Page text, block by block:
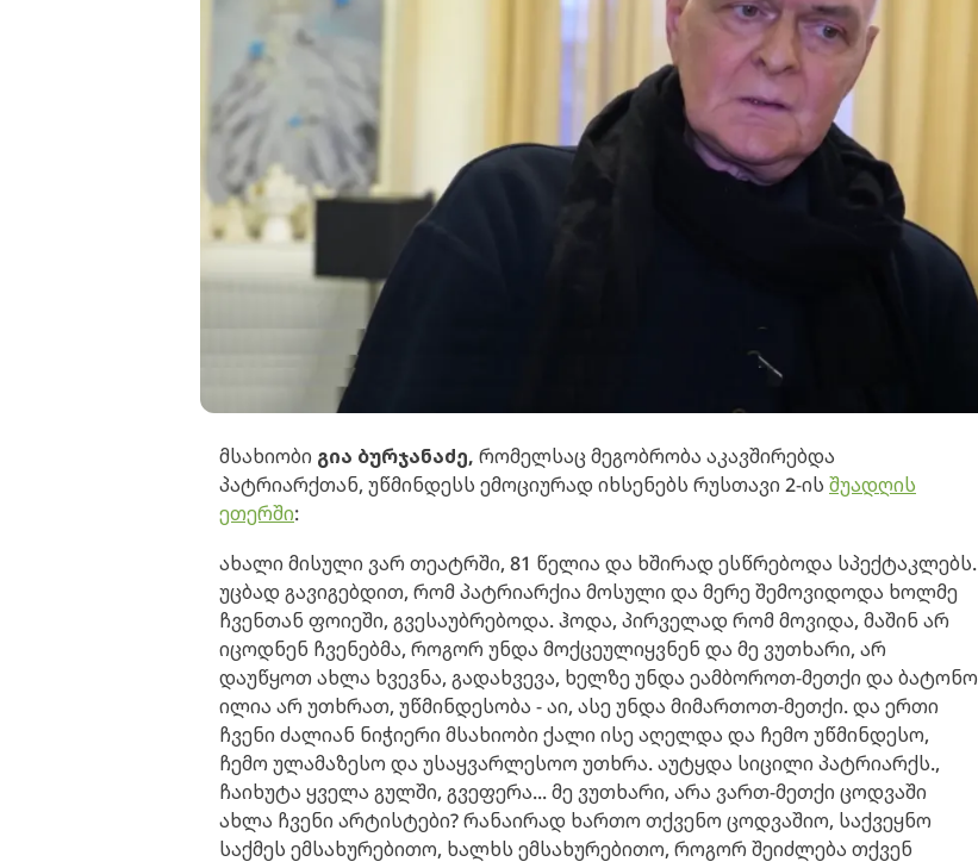
მსახიობი გია ბურჯანაძე, რომელსაც მეგობრობა აკავშირებდა
პატრიარქთან, უწმინდესს ემოციურად იხსენებს რუსთავი 2-ის შუადღის
ეთერში:
ახალი მისული ვარ თეატრში, 81 წელია და ხშირად ესწრებოდა სპექტაკლებს.
უცბად გავიგებდით, რომ პატრიარქია მოსული და მერე შემოვიდოდა ხოლმე
ჩვენთან ფოიეში, გვესაუბრებოდა. ჰოდა, პირველად რომ მოვიდა, მაშინ არ
იცოდნენ ჩვენებმა, როგორ უნდა მოქცეულიყვნენ და მე ვუთხარი, არ
დაუწყოთ ახლა ხვევნა, გადახვევა, ხელზე უნდა ეამბოროთ-მეთქი და ბატონო
ილია არ უთხრათ, უწმინდესობა - აი, ასე უნდა მიმართოთ-მეთქი. და ერთი
ჩვენი ძალიან ნიჭიერი მსახიობი ქალი ისე აღელდა და ჩემო უწმინდესო,
ჩემო ულამაზესო და უსაყვარლესოო უთხრა.აუტყდა სიცილი პატრიარქს.,
ჩაიხუტა ყველა გულში, გვეფერა...მე ვუთხარი, არა ვართ-მეთქი ცოდვაში
ახლა ჩვენი არტისტები? რანაირად ხართო თქვენო ცოდვაშიო, საქვეყნო
საქმეს ემსახურებითო, ხალხს ემსახურებითო, როგორ შეიძლება თქვენ